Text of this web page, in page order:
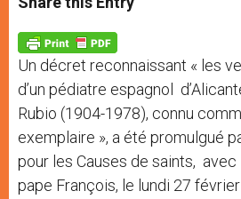
s
p
p
e
g
e
r
b
o
k
Un décret reconnaissant « les
d’un pédiatre espagnol
Rubio (1904-1978), connu
exemplaire », a été promulgué
pour les Causes de saints, avec
pape François, le lundi 27